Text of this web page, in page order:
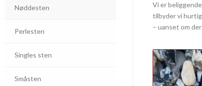
Nøddesten
Perlesten
Singles sten
Småsten
Vi er
tilbyder vi
– uanset om